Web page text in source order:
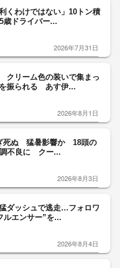
くわけではない」10トン積
ドライバー...
2026年7月31日
クリーム色の装いで集まっ
振られる あす伊...
2026年8月1日
死ぬ 猛暑影響か 18頭の
調不良に クー...
2026年8月3日
ダッシュで逃走…フォロワ
ルエンサー”を...
2026年8月4日